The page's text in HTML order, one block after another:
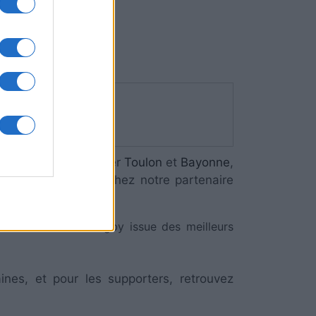
:
verra s'affronter Toulon et Bayonne,
, rendez-vous chez notre partenaire
l'actu rugby issue des meilleurs
et pour les supporters, retrouvez